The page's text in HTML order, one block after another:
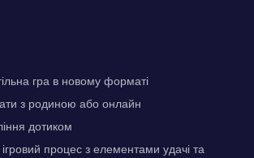
гра в новому форматі
з родиною або онлайн
дотиком
процес з елементами удачі та